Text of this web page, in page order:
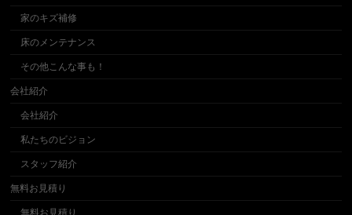
家のキズ補修
床のメンテナンス
その他こんな事も！
会社紹介
会社紹介
私たちのビジョン
スタッフ紹介
無料お見積り
無料お見積り